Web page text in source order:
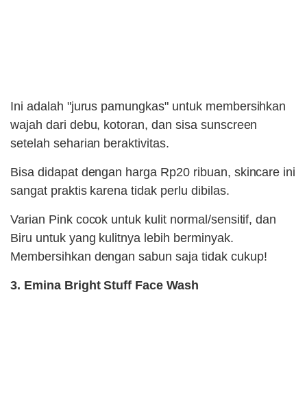
Ini adalah "jurus pamungkas" untuk membersihkan
wajah dari debu, kotoran, dan sisa sunscreen
setelah seharian beraktivitas.
Bisa didapat dengan harga Rp20 ribuan, skincare ini
sangat praktis karena tidak perlu dibilas.
Varian Pink cocok untuk kulit normal/sensitif, dan
Biru untuk yang kulitnya lebih berminyak.
Membersihkan dengan sabun saja tidak cukup!
3. Emina Bright Stuff Face Wash